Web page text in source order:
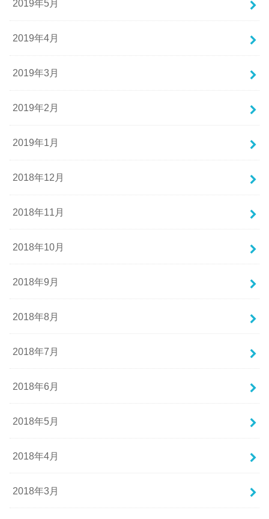
2019年5月
2019年4月
2019年3月
2019年2月
2019年1月
2018年12月
2018年11月
2018年10月
2018年9月
2018年8月
2018年7月
2018年6月
2018年5月
2018年4月
2018年3月